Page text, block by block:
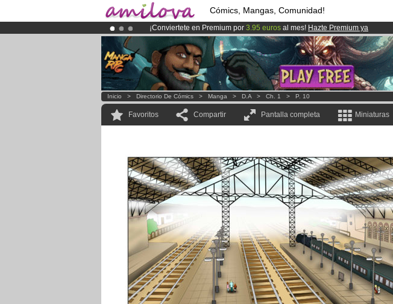
Cómics, Mangas, Comunidad!
¡Conviertete en Premium por 3.95 euros al mes! Hazte Premium ya
¡El Kickstarter Amilova está desormado lanzado!.
¡Ya tenemos 100000miembrosy 1000 Cómics y Mangas!.
Inicio > Directorio De Cómics > Manga > D.A > Ch. 1 > P. 10
Favoritos Compartir Pantalla completa Miniaturas